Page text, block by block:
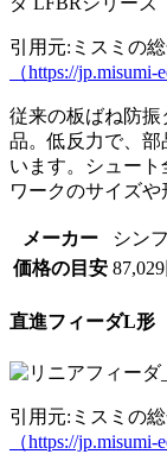
引用元:ミスミの
（https://jp.misumi-
従来の板ばね防
品。低反力で、部
います。シュート
ワークのサイズや
メーカー
シン
価格の目安
直進フィーダL形
引用元:ミスミの
（https://jp.misumi-